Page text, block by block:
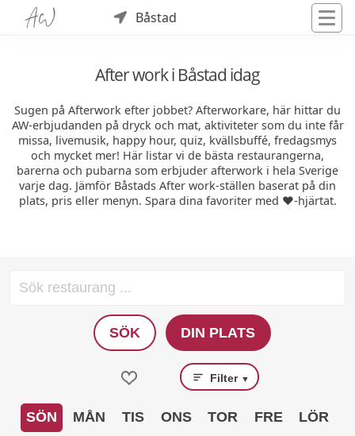
Båstad
After work i Båstad idag
Sugen på Afterwork efter jobbet? Afterworkare, här hittar du
AW-erbjudanden på dryck och mat, aktiviteter som du inte får
missa, livemusik, happy hour, quiz, kvällsbuffé, fredagsmys
och mycket mer! Här listar vi de bästa restaurangerna,
barerna och pubarna som erbjuder afterwork i hela Sverige
varje dag. Jämför Båstads After work-ställen baserat på din
plats, pris eller menyn. Spara dina favoriter med ❤️-hjärtat.
SÖK DIN PLATS
Filter ▼
SÖN MÅN TIS ONS TOR FRE LÖR